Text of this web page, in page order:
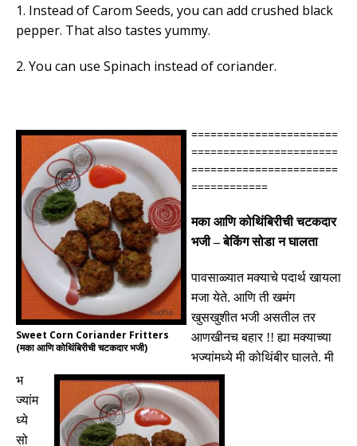
1. Instead of Carom Seeds, you can add crushed black
pepper. That also tastes yummy.
2. You can use Spinach instead of coriander.
Sweet Corn Coriander Fritters
(मका आणि कोथिंबिरीची चटकदार भजी)
=======================
=======================
=======================
============
मका आणि कोथिंबिरीचीचटकदार
भजी–बेकिंग सोडा न घालता
पावसाळ्यात मक्याचे पदार्थ खायला
मजा येते. आणि ती खमंग
खुसखुशीत भजी असतील तर
आणखीनच बहार !!ह्या मक्याच्या
भज्यांमध्ये मी कोथिंबीर घालते.मी
भ
ज्यांम
ध्ये
सो